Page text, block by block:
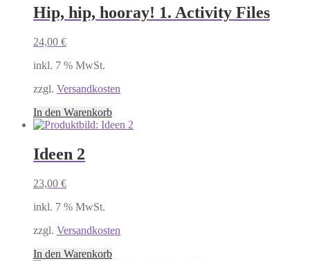
Hip, hip, hooray! 1. Activity Files
24,00 €
inkl. 7 % MwSt.
zzgl. Versandkosten
In den Warenkorb
Ideen 2
23,00 €
inkl. 7 % MwSt.
zzgl. Versandkosten
In den Warenkorb